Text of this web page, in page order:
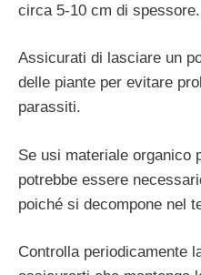
circa 5-10 cm di spessore.
Assicurati di lasciare un
delle piante per evitare
parassiti.
Se usi materiale organico
potrebbe essere
poiché si decompone nel
Controlla periodicamente